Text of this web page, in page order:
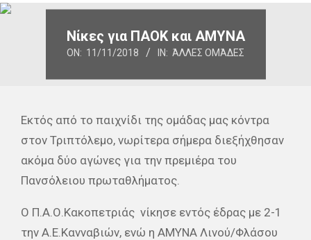
Primary
Νίκες για ΠΑΟΚ και ΑΜΥΝΑ
ON: 11/11/2018 IN: ΆΛΛΕΣ ΟΜΆΔΕΣ
Εκτός από το παιχνίδι της ομάδας μας κόντρα
στον Τριπτόλεμο, νωρίτερα σήμερα διεξήχθησαν
ακόμα δύο αγώνες για την πρεμιέρα του
Πανσόλειου πρωταθλήματος.
Ο Π.Α.Ο.Κακοπετριάς νίκησε εντός έδρας με 2-1
την Α.Ε.Κανναβιών, ενώ η ΑΜΥΝΑ Λινού/Φλάσου